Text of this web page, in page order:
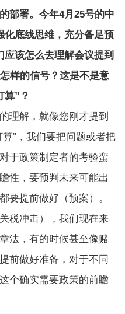
部署。今年4月25号的中
化底线思维，充分备足预
该怎么去理解会议提到
样的信号？这是不是意
算”？
理解，就像您刚才提到
”，我们要把问题或者把
于政策制定者的考验蛮
性，要预判未来可能出
要提前做好（预案）。
税冲击），我们现在来
法，有的时候甚至像赌
前做好准备，对于不同
个确实需要政策的前瞻